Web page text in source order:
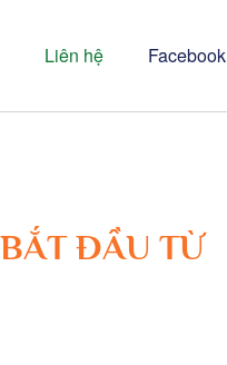
Liên hệ Facebook
ĐẦU TỪ